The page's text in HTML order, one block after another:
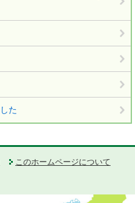
た
このホームページについて